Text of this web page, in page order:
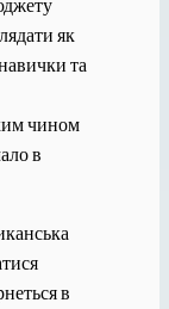
як
та
чином
в
в